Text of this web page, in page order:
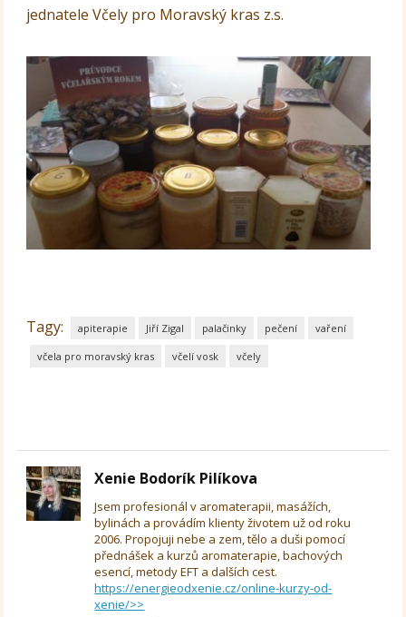
jednatele Včely pro Moravský kras z.s.
Tagy: apiterapie Jiří Zigal palačinky pečení vaření
včela pro moravský kras včelí vosk včely
Xenie Bodorík Pilíkova
Jsem profesionál v aromaterapii, masážích,
bylinách a provádím klienty životem už od roku
2006. Propojuji nebe a zem, tělo a duši pomocí
přednášek a kurzů aromaterapie, bachových
esencí, metody EFT a dalších cest.
https://energieodxenie.cz/online-kurzy-od-
xenie/>>